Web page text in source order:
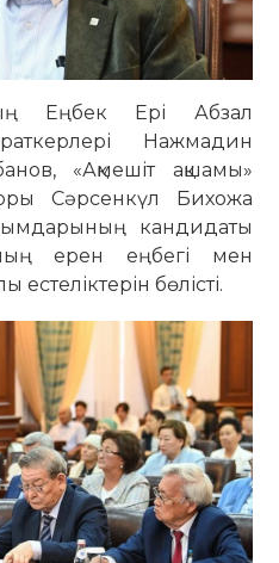
Еңбек Ері Абзал
Нажмадин
«Ақмешіт ақшамы»
Сәрсенкүл Бихожа
кандидаты
ерен еңбегі мен
бөлісті.